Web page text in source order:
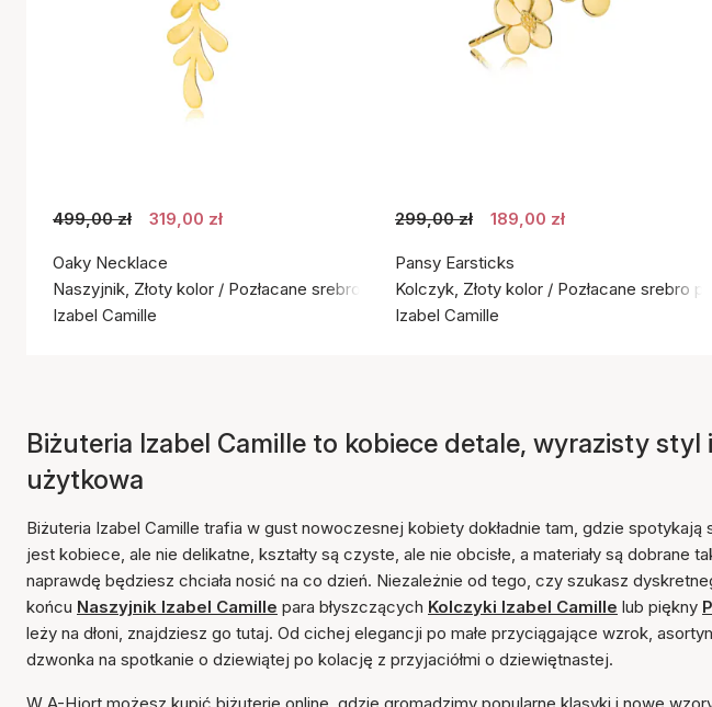
499,00 zł 319,00 zł
Oaky Necklace
Naszyjnik, Złoty kolor / Pozłacane srebro próby 925
Izabel Camille
299,00 zł 189,00 zł
Pansy Earsticks
Kolczyk, Złoty kolor / Pozłacane srebro
Izabel Camille
Biżuteria Izabel Camille to kobiece detale, wyrazisty
użytkowa
Biżuteria Izabel Camille trafia w gust nowoczesnej kobiety dokładnie tam, gdzie
jest kobiece, ale nie delikatne, kształty są czyste, ale nie obcisłe, a materiały są dobrane
naprawdę będziesz chciała nosić na co dzień. Niezależnie od tego, czy szukasz
końcu Naszyjnik Izabel Camille para błyszczących Kolczyki Izabel Camille lub piękny
leży na dłoni, znajdziesz go tutaj. Od cichej elegancji po małe przyciągające wzrok,
dzwonka na spotkanie o dziewiątej po kolację z przyjaciółmi o dziewiętnastej.